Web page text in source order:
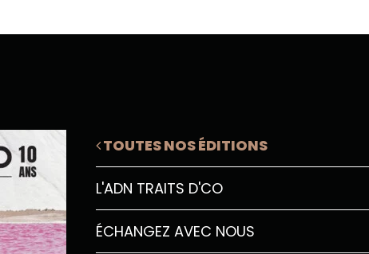
TOUTES NOS ÉDITIONS
L'ADN TRAITS D'CO
ÉCHANGEZ AVEC NOUS